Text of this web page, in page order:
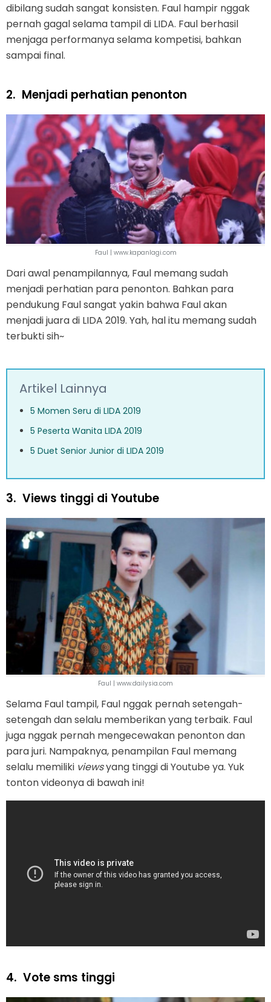
dibilang sudah sangat konsisten. Faul hampir nggak
pernah gagal selama tampil di LIDA. Faul berhasil
menjaga performanya selama kompetisi, bahkan
sampai final.
2. Menjadi perhatian penonton
Faul | www.kapanlagi.com
Dari awal penampilannya, Faul memang sudah
menjadi perhatian para penonton. Bahkan para
pendukung Faul sangat yakin bahwa Faul akan
menjadi juara di LIDA 2019. Yah, hal itu memang sudah
terbukti sih~
Artikel Lainnya
5 Momen Seru di LIDA 2019
5 Peserta Wanita LIDA 2019
5 Duet Senior Junior di LIDA 2019
3. Views tinggi di Youtube
Faul | www.dailysia.com
Selama Faul tampil, Faul nggak pernah setengah-
setengah dan selalu memberikan yang terbaik. Faul
juga nggak pernah mengecewakan penonton dan
para juri. Nampaknya, penampilan Faul memang
selalu memiliki viewsyang tinggi di Youtube ya. Yuk
tonton videonya di bawah ini!
4. Vote sms tinggi